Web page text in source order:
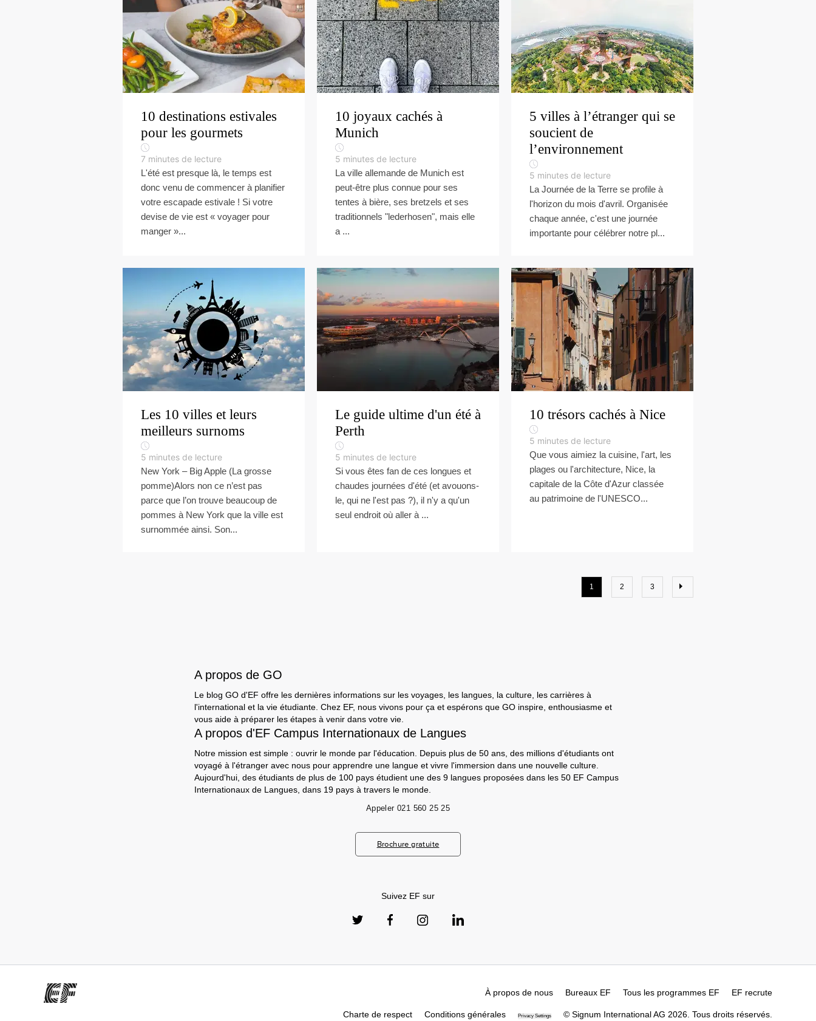
10 destinations estivales
pour les gourmets
7 minutes de lecture
L'été est presque là, le temps est
donc venu de commencer à planifier
votre escapade estivale ! Si votre
devise de vie est « voyager pour
manger »...
10 joyaux cachés à
Munich
5 minutes de lecture
La ville allemande de Munich est
peut-être plus connue pour ses
tentes à bière, ses bretzels et ses
traditionnels "lederhosen", mais elle
a ...
5 villes à l’étranger qui se
soucient de
l’environnement
5 minutes de lecture
La Journée de la Terre se profile à
l'horizon du mois d'avril. Organisée
chaque année, c'est une journée
importante pour célébrer notre pl...
Les 10 villes et leurs
meilleurs surnoms
5 minutes de lecture
New York – Big Apple (La grosse
pomme)Alors non ce n’est pas
parce que l’on trouve beaucoup de
pommes à New York que la ville est
surnommée ainsi. Son...
Le guide ultime d'un été à
Perth
5 minutes de lecture
Si vous êtes fan de ces longues et
chaudes journées d'été (et avouons-
le, qui ne l'est pas ?), il n'y a qu'un
seul endroit où aller à ...
10 trésors cachés à Nice
5 minutes de lecture
Que vous aimiez la cuisine, l'art, les
plages ou l'architecture, Nice, la
capitale de la Côte d'Azur classée
au patrimoine de l'UNESCO...
1 2 3
A propos de GO
Le blog GO d'EF offre les dernières informations sur les voyages, les langues, la culture, les carrières à
l'international et la vie étudiante. Chez EF, nous vivons pour ça et espérons que GO inspire, enthousiasme et
vous aide à préparer les étapes à venir dans votre vie.
A propos d'EF Campus Internationaux de Langues
Notre mission est simple : ouvrir le monde par l'éducation. Depuis plus de 50 ans, des millions d'étudiants ont
voyagé à l'étranger avec nous pour apprendre une langue et vivre l'immersion dans une nouvelle culture.
Aujourd'hui, des étudiants de plus de 100 pays étudient une des 9 langues proposées dans les 50 EF Campus
Internationaux de Langues, dans 19 pays à travers le monde.
Appeler 021 560 25 25
Brochure gratuite
Suivez EF sur
À propos de nous Bureaux EF Tous les programmes EF EF recrute
Charte de respect Conditions générales Privacy Settings © Signum International AG 2026. Tous droits réservés.